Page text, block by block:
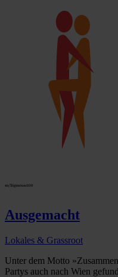
Ausgemacht
Lokales & Grassroot
Unter dem Motto
Partys auch nach Wien